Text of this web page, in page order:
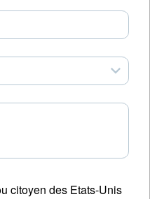
citoyen des Etats-Unis